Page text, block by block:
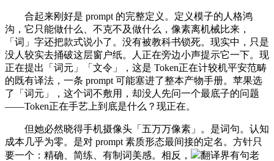
合起来刚好是 prompt 的完整定义。定义模子的人格鸿
沟，它只能做什么、不克不及做什么，像素离机械比来，
「词」字还把款式说小了。没有被教科书锁死。现实中，只是
没人较实去捅破这层窗户纸。人正在旁边小声提示它一下。现
正在提出「词元」「文令」，这是 Token正在计较机平安范畴
的既有译法，一条 prompt 可能塞进了整本产物手册。苹果选
了「词元」，这个词不敷用，却没人先问一个最底子的问题
——Token正在手艺上到底是什么？现正在。
但她必然晓得手机摄像头「五万万像素」。是词句。认知
成本几乎为零。是对 prompt 素质形态最间接的定名。方针只
要一个：精确、简练、有制词美感。相反，
翻译界有句老